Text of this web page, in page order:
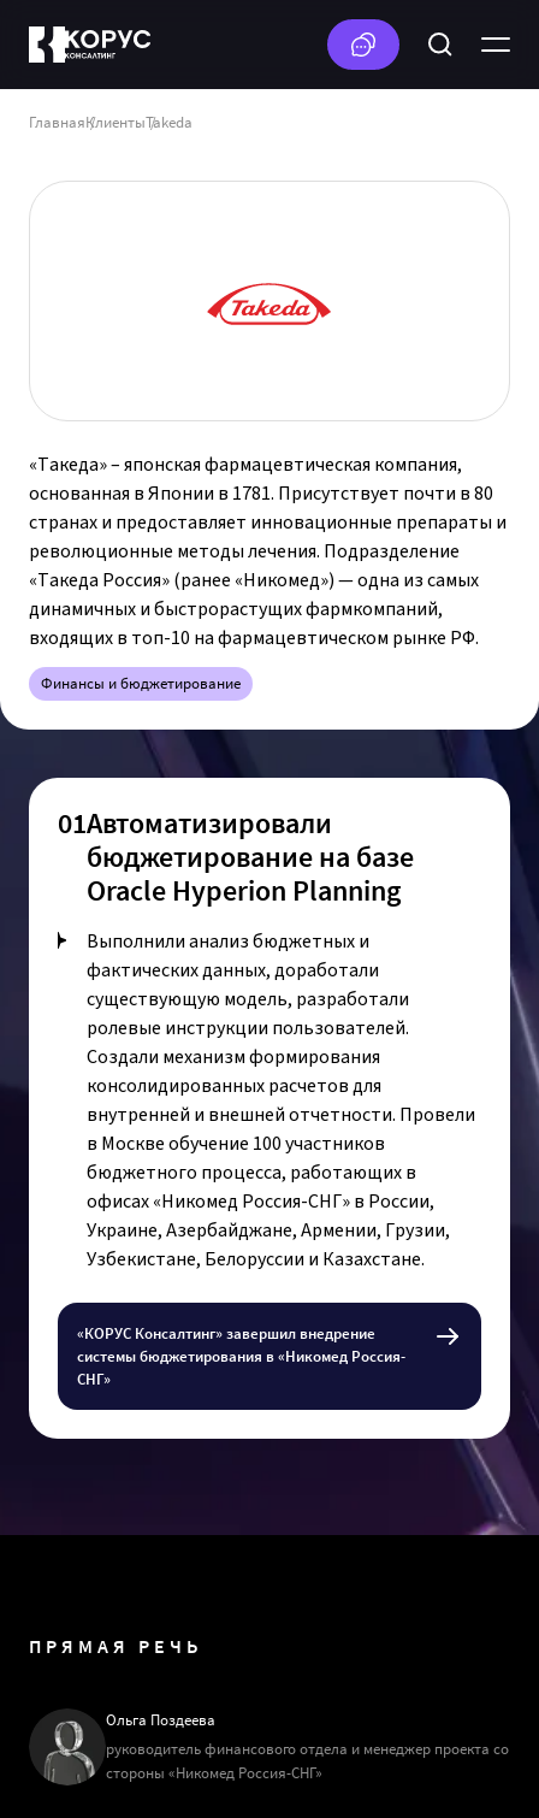
ГлавнаяКлиентыTakeda
«Такеда» – японская фармацевтическая компания,
основанная в Японии в 1781. Присутствует почти в 80
странах и предоставляет инновационные препараты и
революционные методы лечения. Подразделение
«Такеда Россия» (ранее «Никомед») — одна из самых
динамичных и быстрорастущих фармкомпаний,
входящих в топ-10 на фармацевтическом рынке РФ.
Финансы и бюджетирование
01Автоматизировали
бюджетирование на базе
Oracle Hyperion Planning
Выполнили анализ бюджетных и
фактических данных, доработали
существующую модель, разработали
ролевые инструкции пользователей.
Создали механизм формирования
консолидированных расчетов для
внутренней и внешней отчетности. Провели
в Москве обучение 100 участников
бюджетного процесса, работающих в
офисах «Никомед Россия-СНГ» в России,
Украине, Азербайджане, Армении, Грузии,
Узбекистане, Белоруссии и Казахстане.
«КОРУС Консалтинг» завершил внедрение
системы бюджетирования в «Никомед Россия-
СНГ»
ПРЯМАЯ РЕЧЬ
Ольга Поздеева
руководитель финансового отдела и менеджер проекта со
стороны «Никомед Россия-СНГ»